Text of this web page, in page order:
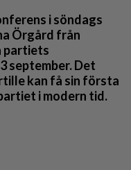
i söndags
Örgård från
partiets
september. Det
kan få sin första
i modern tid.